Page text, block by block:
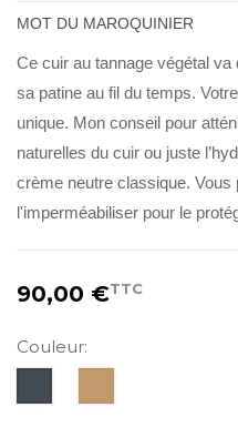
MOT DU MAROQUINIER
Ce cuir au tannage végétal
sa patine au fil du temps.
unique. Mon conseil pour
naturelles du cuir ou juste
crème neutre classique. Vous
l'imperméabiliser pour le
90,00 €TTC
Couleur: